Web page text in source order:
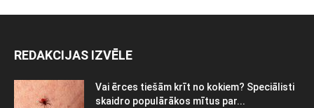
REDAKCIJAS IZVĒLE
Vai ērces tiešām krīt no kokiem? Speciālisti
skaidro populārākos mītus par...